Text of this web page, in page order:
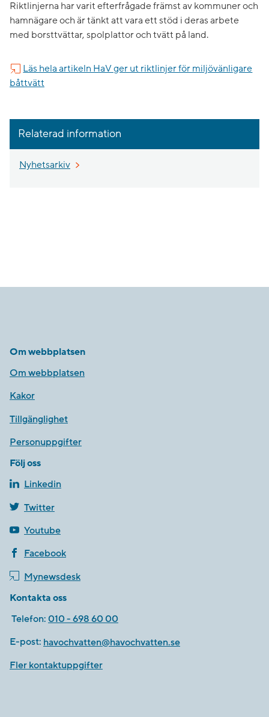
Riktlinjerna har varit efterfrågade främst av kommuner och
hamnägare och är tänkt att vara ett stöd i deras arbete
med borsttvättar, spolplattor och tvätt på land.
Läs hela artikeln HaV ger ut riktlinjer för miljövänligare
båttvätt
Relaterad information
Nyhetsarkiv
Om webbplatsen
Om webbplatsen
Kakor
Tillgänglighet
Personuppgifter
Följ oss
Linkedin
Twitter
Youtube
Facebook
Mynewsdesk
Kontakta oss
Telefon: 010 - 698 60 00
E-post: havochvatten@havochvatten.se
Fler kontaktuppgifter